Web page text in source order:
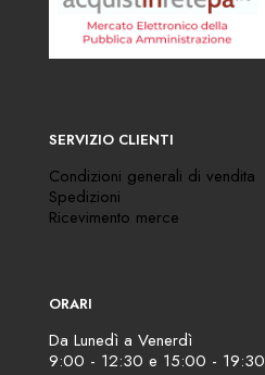
SERVIZIO CLIENTI
Condizioni generali di vendita
Spedizioni
Ricevimento merce
ORARI
Da Lunedì a Venerdì
9:00 - 12:30 e 15:00 - 19:30